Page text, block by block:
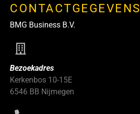
CONTACTGEGEVENS
BMG Business B.V.
Bezoekadres
Kerkenbos 10-15E
6546 BB Nijmegen